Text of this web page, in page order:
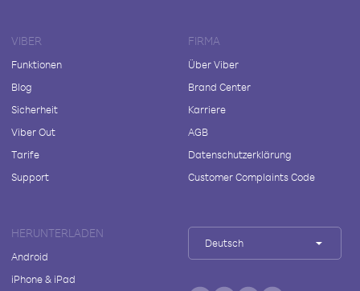
VIBER
Funktionen
Blog
Sicherheit
Viber Out
Tarife
Support
FIRMA
Über Viber
Brand Center
Karriere
AGB
Datenschutzerklärung
Customer Complaints Code
HERUNTERLADEN
Android
iPhone & iPad
Deutsch